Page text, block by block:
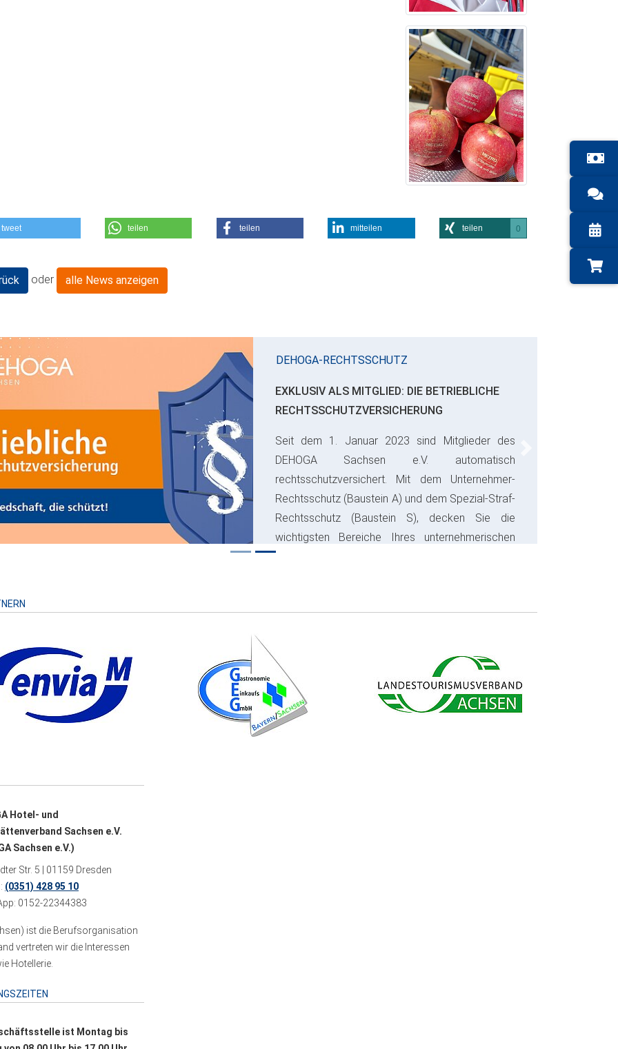
tweet teilen teilen mitteilen teilen 0
oder alle News anzeigen
DEHOGA-RECHTSSCHUTZ
EXKLUSIV ALS MITGLIED: DIE BETRIEBLICHE
RECHTSSCHUTZVERSICHERUNG
Seit dem 1. Januar 2023 sind Mitglieder des
DEHOGA Sachsen e.V. automatisch
rechtsschutzversichert. Mit dem Unternehmer-
Rechtsschutz (Baustein A) und dem Spezial-Straf-
Rechtsschutz (Baustein S), decken Sie die
wichtigsten Bereiche Ihres unternehmerischen
Risikos ab und sparen bares Geld.
Hotel- und
Sachsen e.V.
Sachsen e.V.)
Str. 5 | 01159 Dresden
(0351) 428 95 10
0152-22344383
ist die Berufsorganisation
vertreten wir die Interessen
Hotellerie.
ist Montag bis